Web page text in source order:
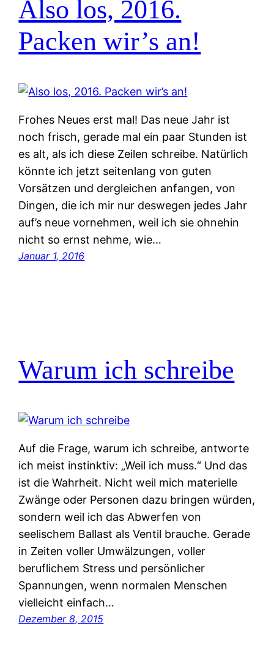
Also los, 2016.
Packen wir’s an!
Frohes Neues erst mal! Das neue Jahr ist
noch frisch, gerade mal ein paar Stunden ist
es alt, als ich diese Zeilen schreibe. Natürlich
könnte ich jetzt seitenlang von guten
Vorsätzen und dergleichen anfangen, von
Dingen, die ich mir nur deswegen jedes Jahr
auf’s neue vornehmen, weil ich sie ohnehin
nicht so ernst nehme, wie…
Januar 1, 2016
Warum ich schreibe
Auf die Frage, warum ich schreibe, antworte
ich meist instinktiv: „Weil ich muss.“ Und das
ist die Wahrheit. Nicht weil mich materielle
Zwänge oder Personen dazu bringen würden,
sondern weil ich das Abwerfen von
seelischem Ballast als Ventil brauche. Gerade
in Zeiten voller Umwälzungen, voller
beruflichem Stress und persönlicher
Spannungen, wenn normalen Menschen
vielleicht einfach…
Dezember 8, 2015